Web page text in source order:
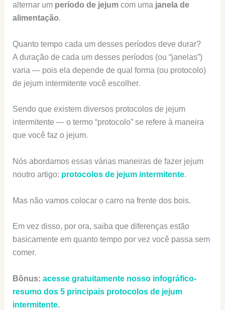
alternar um período de jejumcom uma janela de
alimentação.
Quanto tempo cada um desses períodos deve durar?
A duração de cada um desses períodos (ou “janelas”)
varia — pois ela depende de qual forma (ou protocolo)
de jejum intermitente você escolher.
Sendo que existem diversos protocolos de jejum
intermitente — o termo “protocolo” se refere à maneira
que você faz o jejum.
Nós abordamos essas várias maneiras de fazer jejum
noutro artigo: protocolos de jejum intermitente.
Mas não vamos colocar o carro na frente dos bois.
Em vez disso, por ora, saiba que diferenças estão
basicamente em quanto tempo por vez você passa sem
comer.
Bônus: acesse gratuitamente nosso infográfico-
resumo dos 5 principais protocolos de jejum
intermitente.